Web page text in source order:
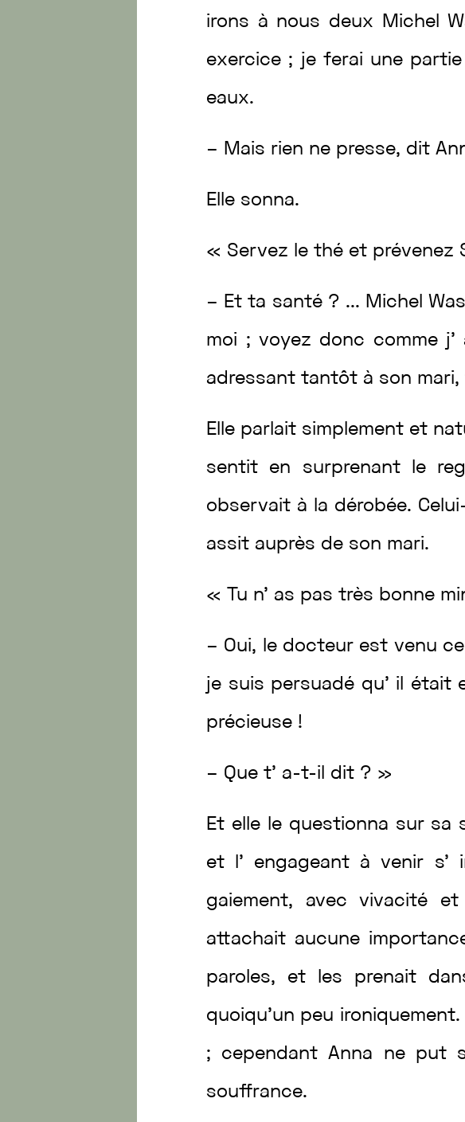
irons à nous deux Michel
exercice ; je ferai une partie
eaux.
– Mais rien ne presse, dit
Elle sonna.
« Servez lethé et prévenez
– Etta santé ? ... Michel
moi ; voyez donc comme j’
adressanttantôt à son mari,
Elle parlait simplement et
sentit en surprenant le
observait à la dérobée.
assit auprès de son mari.
« Tu n’ as pastrès bonne
– Oui, le docteur est venu ce
je suis persuadé qu’ il était
précieuse !
– Quet’ a-t-il dit ? »
Et elle le questionna sur sa
et l’ engageant àvenir s’
gaiement, avecvivacité et
attachait aucune
paroles, et les prenait
quoiqu’un peu ironiquement.
; cependantAnna ne put
souffrance.